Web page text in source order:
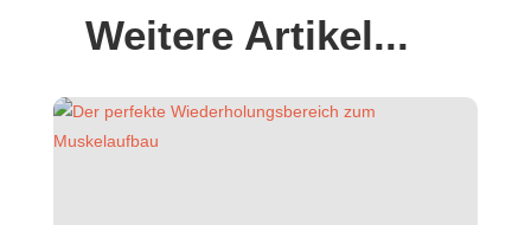
Weitere Artikel...